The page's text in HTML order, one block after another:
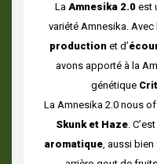
La Amnesika 2.0est
variété Amnesika. Avec
productionet d’
avons apporté à la
génétique
La Amnesika 2.0 nous
Skunk et Haze.
aromatique, aussi bien